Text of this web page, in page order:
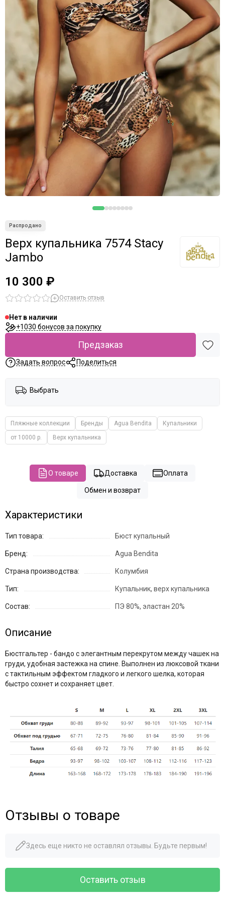
Верх купальника 7574 Stacy
Jambo
10 300 ₽
Оставить отзыв
Нет в наличии
+1030 бонусов за покупку
Предзаказ
Задать вопрос Поделиться
Выбрать
Пляжные коллекции Бренды Agua Bendita
Купальники
от 10000 р.
Верх купальника
О товаре Доставка Оплата
Обмен и возврат
Характеристики
Тип товара: Бюст купальный
Бренд: Agua Bendita
Страна производства: Колумбия
Тип: Купальник, верх купальника
Состав: ПЭ 80%, эластан 20%
Описание
Бюстгальтер - бандо с элегантным перекрутом между чашек на
груди, удобная застежка на спине. Выполнен из люксовой ткани
с тактильным эффектом гладкого и легкого шелка, которая
быстро сохнет и сохраняет цвет.
Отзывы о товаре
Здесь еще никто не оставлял отзывы. Будьте первым!
Оставить отзыв